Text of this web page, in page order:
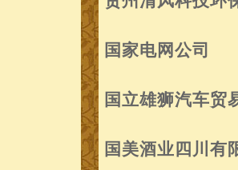
国家电网公司
国立雄狮汽车贸
国美酒业四川有